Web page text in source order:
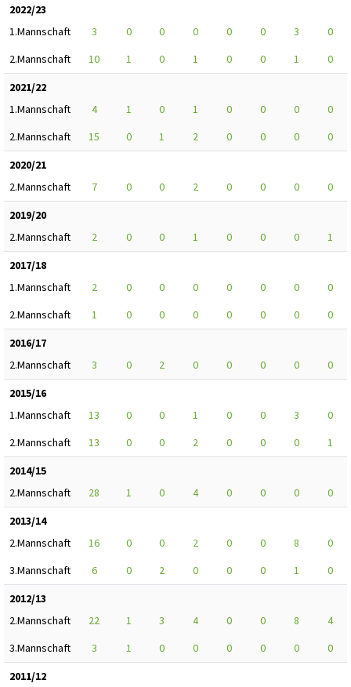
2022/23
1.Mannschaft
3 0 0 0 0 0 3
0
2.Mannschaft
10 1 0 1 0 0 1
0
2021/22
1.Mannschaft
4 1 0 1 0 0 0
0
2.Mannschaft
15 0 1 2 0 0 0
0
2020/21
2.Mannschaft
7 0 0 2 0 0 0
0
2019/20
2.Mannschaft
2 0 0 1 0 0 0
1
2017/18
1.Mannschaft
2 0 0 0 0 0 0
0
2.Mannschaft
1 0 0 0 0 0 0
0
2016/17
2.Mannschaft
3 0 2 0 0 0 0
0
2015/16
1.Mannschaft
13 0 0 1 0 0 3
0
2.Mannschaft
13 0 0 2 0 0 0
1
2014/15
2.Mannschaft
28 1 0 4 0 0 0
0
2013/14
2.Mannschaft
16 0 0 2 0 0 8
0
3.Mannschaft
6 0 2 0 0 0 1
0
2012/13
2.Mannschaft
22 1 3 4 0 0 8
4
3.Mannschaft
3 1 0 0 0 0 0
0
2011/12